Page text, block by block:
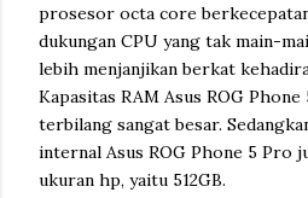
prosesor octa core
dukungan CPU yang tak main-
lebih menjanjikan berkat
Kapasitas RAM Asus ROG
terbilang sangat besar.
internal Asus ROG Phone 5 Pro
ukuran hp, yaitu 512GB.